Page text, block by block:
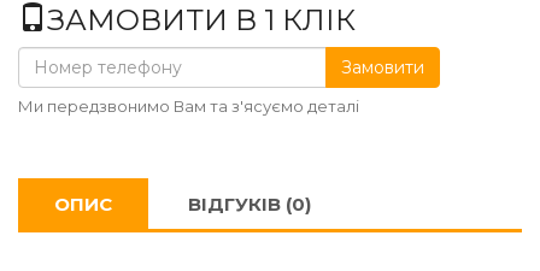
ЗАМОВИТИ В 1 КЛІК
Замовити
Ми передзвонимо Вам та з'ясуємо деталі
ОПИС ВІДГУКІВ (0)